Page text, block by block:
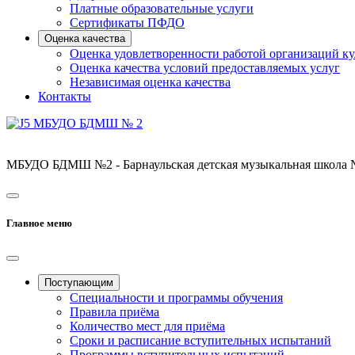
Платные образовательные услуги
Сертификаты ПФДО
Оценка качества
Оценка удовлетворенности работой организаций
Оценка качества условий предоставляемых услуг
Независимая оценка качества
Контакты
МБУДО БДМШ №2 - Барнаульская детская музыкальная школа
Главное меню
Поступающим
Специальности и программы обучения
Правила приёма
Количество мест для приёма
Сроки и расписание вступительных испытаний